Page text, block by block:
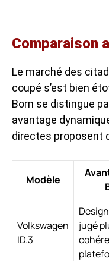
Comparaison
Le marché des
coupé s’est bien
Born se distingue
avantage
directes proposent
Modèle
Volkswagen
ID.3
jugé